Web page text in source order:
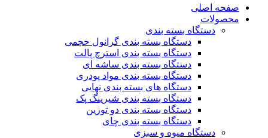
صفحه اصلی
محصولات
دستگاه بسته بندی
دستگاه بسته بندی گرانول حجمی
دستگاه بسته بندی استرچ پالت
دستگاه بسته بندی ساشه ای
دستگاه بسته بندی مواد پودری
دستگاه های بسته بندی نهایی
دستگاه بسته بندی شیرینگ پک
دستگاه بسته بندی دو توزین
دستگاه بسته بندی چای
دستگاه میوه و سبزی